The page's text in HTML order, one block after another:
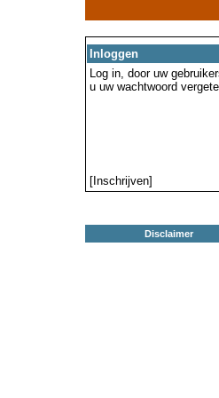
Inloggen
Log in, door uw
u uw wachtwoord
[Inschrijven]
Disclaimer